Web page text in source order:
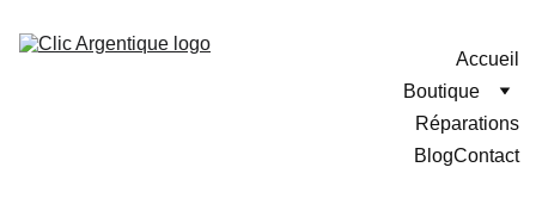
Accueil
Boutique
Réparations
BlogContact